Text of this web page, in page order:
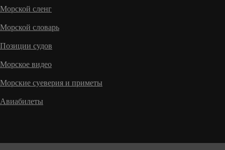
Морской сленг
Морской словарь
Позиции судов
Морское видео
Морские суеверия и приметы
Авиабилеты